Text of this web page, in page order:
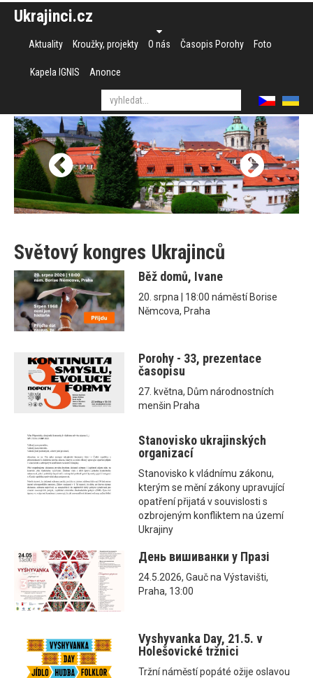
Ukrajinci.cz
Aktuality Kroužky, projekty O nás Časopis Porohy Foto
Kapela IGNIS Anonce
Světový kongres Ukrajinců
Běž domů, Ivane
20. srpna | 18:00 náměstí Borise
Němcova, Praha
Porohy - 33, prezentace
časopisu
27. května, Dům národnostních
menšin Praha
Stanovisko ukrajinských
organizací
Stanovisko k vládnímu zákonu,
kterým se mění zákony upravující
opatření přijatá v souvislosti s
ozbrojeným konfliktem na území
Ukrajiny
День вишиванки у Празі
24.5.2026, Gauč na Výstavišti,
Praha, 13:00
Vyshyvanka Day, 21.5. v
Holešovické tržnici
Tržní náměstí popáté ožije oslavou